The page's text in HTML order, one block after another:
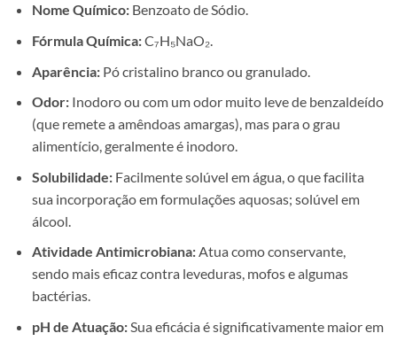
Nome Químico:Benzoato de Sódio.
Fórmula Química:C₇H₅NaO₂.
Aparência:Pó cristalino branco ou granulado.
Odor:Inodoro ou com um odor muito leve de benzaldeído
(que remete a amêndoas amargas), mas para o grau
alimentício, geralmente é inodoro.
Solubilidade:Facilmente solúvel em água, o que facilita
sua incorporação em formulações aquosas; solúvel em
álcool.
Atividade Antimicrobiana:Atua como conservante,
sendo mais eficaz contra leveduras, mofos e algumas
bactérias.
pH de Atuação:Sua eficácia é significativamente maior em